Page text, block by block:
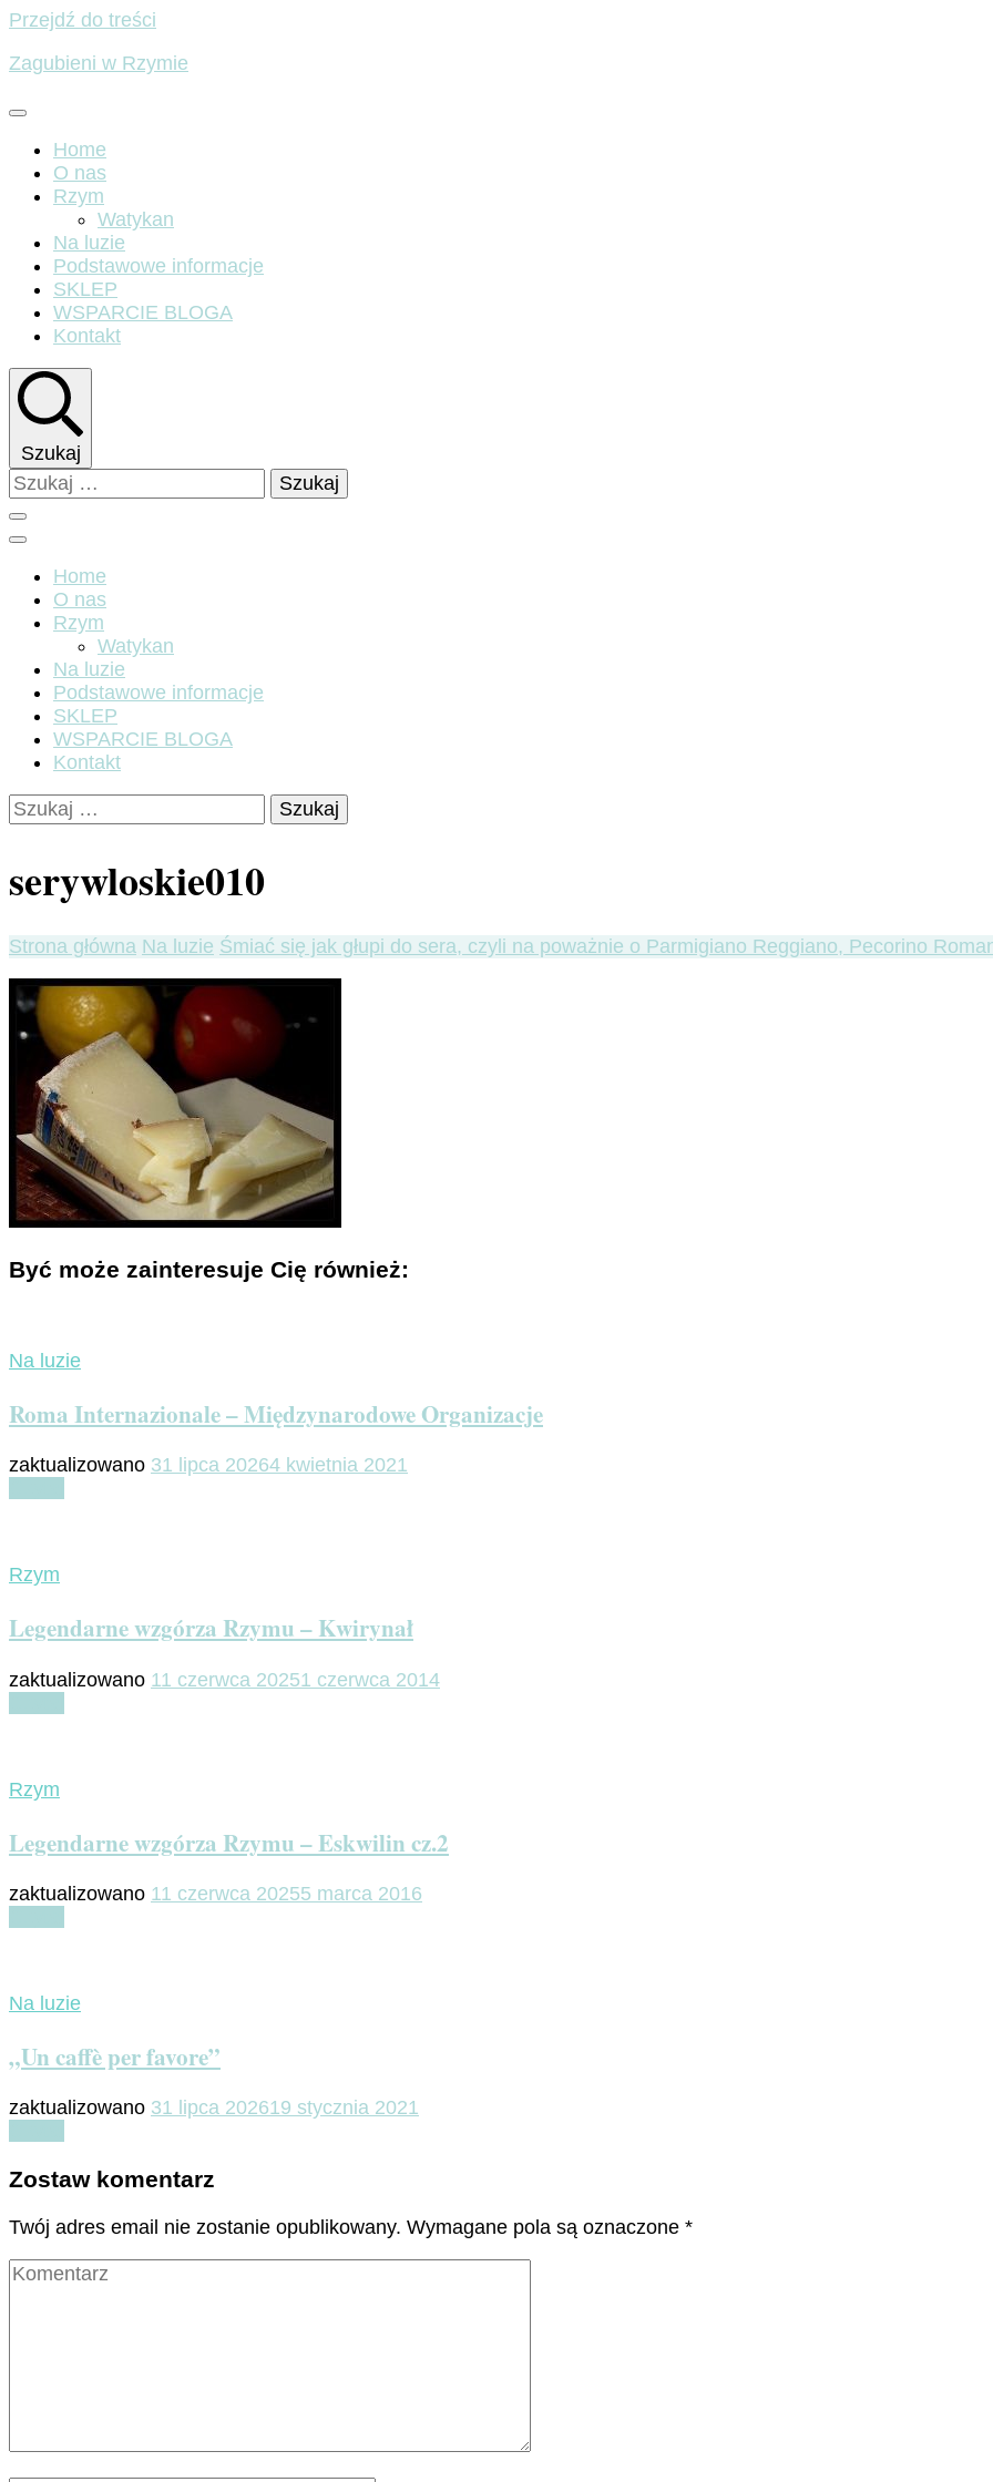
Przejdź do treści
Zagubieni w Rzymie
Home
O nas
Rzym
Watykan
Na luzie
Podstawowe informacje
SKLEP
WSPARCIE BLOGA
Kontakt
Szukaj
Szukaj:
Home
O nas
Rzym
Watykan
Na luzie
Podstawowe informacje
SKLEP
WSPARCIE BLOGA
Kontakt
Szukaj:
serywloskie010
Strona główna Na luzie Śmiać się jak głupi do sera, czyli na poważnie o Parmigiano Reggiano, Pecorino
Być może zainteresuje Cię również:
Na luzie
Roma Internazionale – Międzynarodowe Organizacje
zaktualizowano 31 lipca 20264 kwietnia 2021
Rzym
Legendarne wzgórza Rzymu – Kwirynał
zaktualizowano 11 czerwca 20251 czerwca 2014
Rzym
Legendarne wzgórza Rzymu – Eskwilin cz.2
zaktualizowano 11 czerwca 20255 marca 2016
Na luzie
„Un caffè per favore”
zaktualizowano 31 lipca 202619 stycznia 2021
Zostaw komentarz
Twój adres email nie zostanie opublikowany. Wymagane pola są oznaczone *